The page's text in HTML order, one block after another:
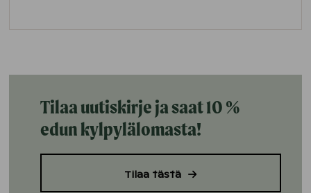
Tilaa uutiskirje ja saat 10 %
edun kylpylälomasta!
Tilaa tästä